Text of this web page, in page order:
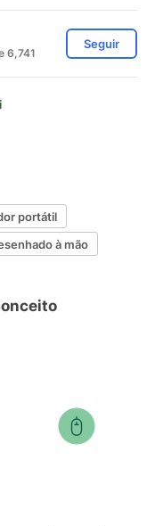
6,741
Seguir
portátil
à mão